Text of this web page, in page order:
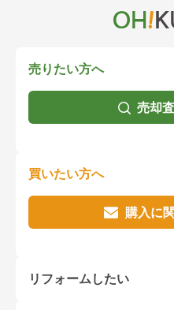
売りたい方へ
売却
買いたい方へ
購入に
リフォームしたい